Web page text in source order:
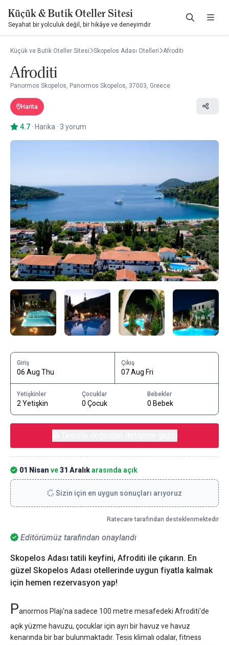
Küçük & Butik Oteller Sitesi
Seyahat bir yolculuk değil, bir hikâye ve deneyimdir
Küçük ve Butik Oteller Sitesi Skopelos Adası Otelleri Afroditi
Afroditi
Panormos Skopelos, Panormos Skopelos, 37003, Greece
Harita
4.7 · Harika · 3 yorum
Editörümüz tarafından onaylandı
Skopelos Adası tatili keyfini, Afroditi ile çıkarın. En
güzel Skopelos Adası otellerinde uygun fiyatla kalmak
için hemen rezervasyon yap!
Panormos Plajı'na sadece 100 metre mesafedeki Afroditi'de
açık yüzme havuzu, çocuklar için ayrı bir havuz ve havuz
kenarında bir bar bulunmaktadır. Tesis klimalı odalar, fitness
Giriş
06 Aug Thu
Çıkış
07 Aug Fri
Yetişkinler
2 Yetişkin
Çocuklar
0 Çocuk
Bebekler
0 Bebek
01 Nisan ve31 Aralıkarasında açık
Sizin için en uygun sonuçları arıyoruz
Ratecare tarafından desteklenmektedir